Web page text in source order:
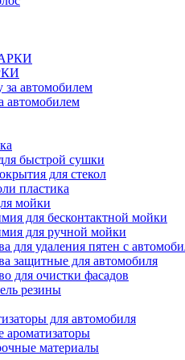
автомобилем
быстрой сушки
для стекол
пластика
мойки
для бесконтактной мойки
для ручной мойки
для удаления пятен с
защитные для автомобиля
для очистки фасадов
резины
для автомобиля
ароматизаторы
материалы